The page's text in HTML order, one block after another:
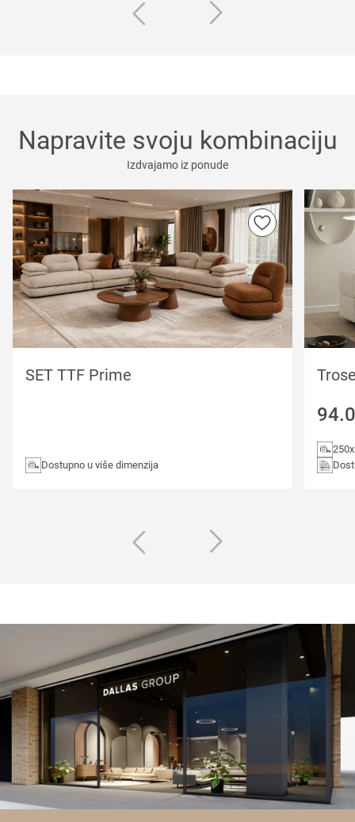
Napravite svoju kombinaciju
Izdvajamo iz ponude
SET TTF Prime
Dostupno u više dimenzija